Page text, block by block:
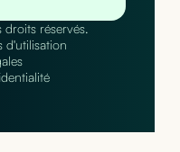
réservés.
d'utilisation